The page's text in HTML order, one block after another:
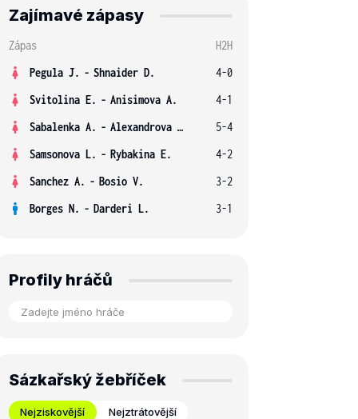
Zajímavé zápasy
Zápas
H2H
Pegula J. - Shnaider D.
4-0
Svitolina E. - Anisimova A.
4-1
Sabalenka A. - Alexandrova E.
5-4
Samsonova L. - Rybakina E.
4-2
Sanchez A. - Bosio V.
3-2
Borges N. - Darderi L. 3-1
Profily hráčů
Sázkařský žebříček
Nejziskovější Nejztrátovější